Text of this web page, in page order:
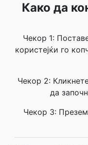
Како да
Чекор 1:
користејќи го
Чекор 2:
да
Чекор 3: